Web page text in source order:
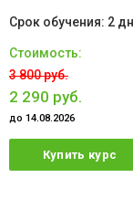
2
3 800 руб.
2 290 руб.
до 14.08.2026
Купить курс